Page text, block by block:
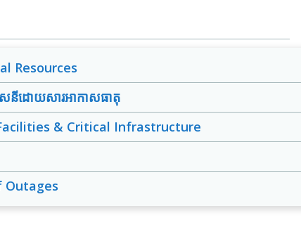
Resources
សនីដោយសារអាកាសធាតុ
& Critical Infrastructure
Outages